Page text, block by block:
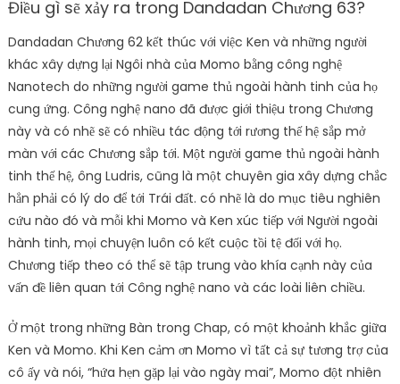
Điều gì sẽ xảy ra trong Dandadan Chương 63?
Dandadan Chương 62 kết thúc với việc Ken và những người
khác xây dựng lại Ngôi nhà của Momo bằng công nghệ
Nanotech do những người game thủ ngoài hành tinh của họ
cung ứng. Công nghệ nano đã được giới thiệu trong Chương
này và có nhẽ sẽ có nhiều tác động tới rương thế hệ sắp mở
màn với các Chương sắp tới. Một người game thủ ngoài hành
tinh thế hệ, ông Ludris, cũng là một chuyên gia xây dựng chắc
hẳn phải có lý do để tới Trái đất. có nhẽ là do mục tiêu nghiên
cứu nào đó và mỗi khi Momo và Ken xúc tiếp với Người ngoài
hành tinh, mọi chuyện luôn có kết cuộc tồi tệ đối với họ.
Chương tiếp theo có thể sẽ tập trung vào khía cạnh này của
vấn đề liên quan tới Công nghệ nano và các loài liên chiều.
Ở một trong những Bàn trong Chap, có một khoảnh khắc giữa
Ken và Momo. Khi Ken cảm ơn Momo vì tất cả sự tương trợ của
cô ấy và nói, “hứa hẹn gặp lại vào ngày mai”, Momo đột nhiên